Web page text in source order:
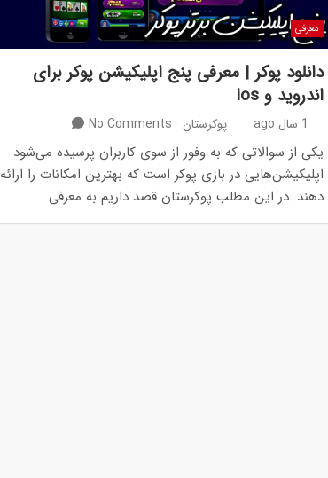
معرفی
دانلود پوکر | معرفی پنج اپلیکیشن پوکر برای
اندروید و ios
1 سال ago پوکرستان No Comments
یکی از سوالاتی که به وفور از سوی کاربران پرسیده می‌شود
اپلیکیشن‌هایی در بازی پوکر است که بهترین امکانات را ارائه
دهند. در این مطلب پوکرستان قصد داریم به معرفی…